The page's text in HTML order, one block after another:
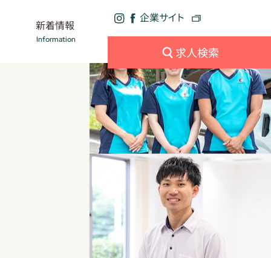
新着情報
Information
企業サイト
求人検索
その他
アスケア